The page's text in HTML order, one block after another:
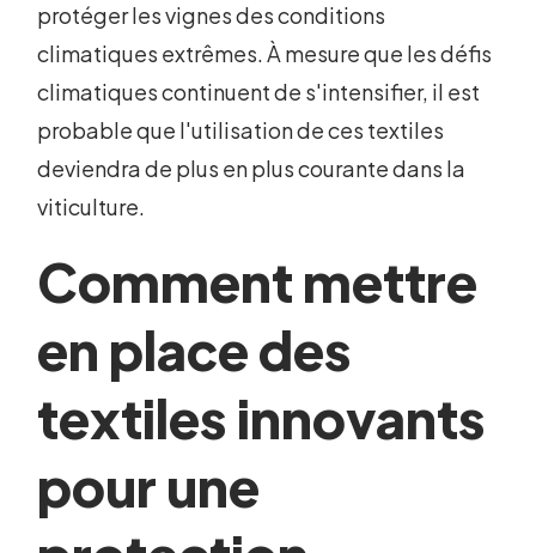
protéger les vignes des conditions
climatiques extrêmes. À mesure que les défis
climatiques continuent de s'intensifier, il est
probable que l'utilisation de ces textiles
deviendra de plus en plus courante dans la
viticulture.
Comment mettre
en place des
textiles innovants
pour une